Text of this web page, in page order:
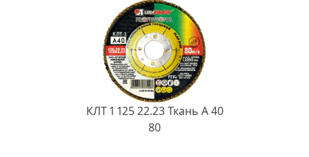
КЛТ 1 125 22.23 Ткань A 40
80